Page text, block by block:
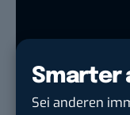
Smarter
Sei anderen